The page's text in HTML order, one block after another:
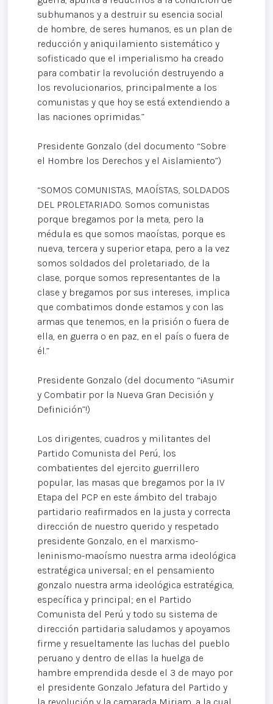
subhumanos y a destruir su esencia social
de hombre, de seres humanos, es un plan de
reducción y aniquilamiento sistemático y
sofisticado que el imperialismo ha creado
para combatir la revolución destruyendo a
los revolucionarios, principalmente a los
comunistas y que hoy se está extendiendo a
las naciones oprimidas.”
Presidente Gonzalo (del documento “Sobre
el Hombre los Derechos y el Aislamiento”)
“SOMOS COMUNISTAS, MAOÍSTAS, SOLDADOS
DEL PROLETARIADO. Somos comunistas
porque bregamos por la meta, pero la
médula es que somos maoístas, porque es
nueva, tercera y superior etapa, pero a la vez
somos soldados del proletariado, de la
clase, porque somos representantes de la
clase y bregamos por sus intereses, implica
que combatimos donde estamos y con las
armas que tenemos, en la prisión o fuera de
ella, en guerra o en paz, en el país o fuera de
él.”
Presidente Gonzalo (del documento “¡Asumir
y Combatir por la Nueva Gran Decisión y
Definición”!)
Los dirigentes, cuadros y militantes del
Partido Comunista del Perú, los
combatientes del ejercito guerrillero
popular, las masas que bregamos por la IV
Etapa del PCP en este ámbito del trabajo
partidario reafirmados en la justa y correcta
dirección de nuestro querido y respetado
presidente Gonzalo, en el marxismo-
leninismo-maoísmo nuestra arma ideológica
estratégica universal; en el pensamiento
gonzalo nuestra arma ideológica estratégica,
específica y principal; en el Partido
Comunista del Perú y todo su sistema de
dirección partidaria saludamos y apoyamos
firme y resueltamente las luchas del pueblo
peruano y dentro de ellas la huelga de
hambre emprendida desde el 3 de mayo por
el presidente Gonzalo Jefatura del Partido y